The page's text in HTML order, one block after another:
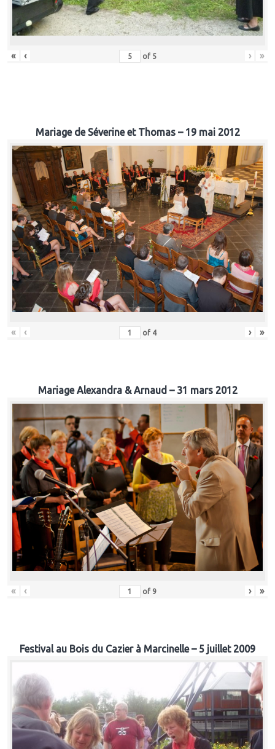
« ‹ of 5 › »
Mariage de Séverine et Thomas – 19 mai 2012
« ‹ of 4 › »
Mariage Alexandra & Arnaud – 31 mars 2012
« ‹ of 9 › »
Festival au Bois du Cazier à Marcinelle – 5 juillet 2009